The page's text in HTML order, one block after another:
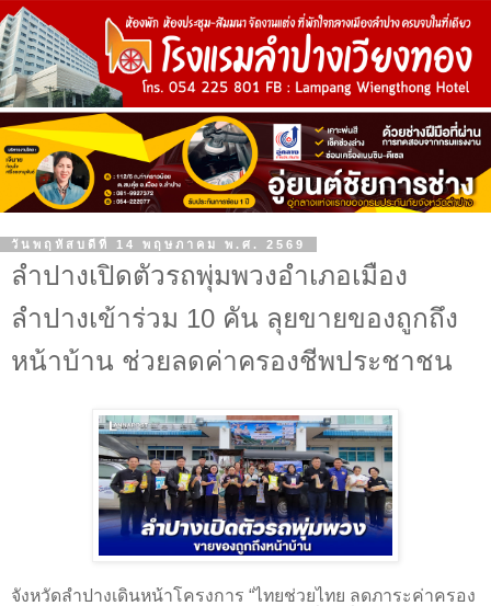
วันพฤหัสบดีที่ 14 พฤษภาคม พ.ศ. 2569
ลำปางเปิดตัวรถพุ่มพวงอำเภอเมือง
ลำปางเข้าร่วม 10 คัน ลุยขายของถูกถึง
หน้าบ้าน ช่วยลดค่าครองชีพประชาชน
จังหวัดลำปางเดินหน้าโครงการ “ไทยช่วยไทย ลดภาระค่าครอง